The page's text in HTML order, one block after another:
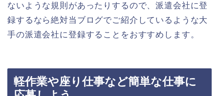
ないような規則があったりするので、派遣会社に登
録するなら絶対当ブログでご紹介しているような大
手の派遣会社に登録することをおすすめします。
軽作業や座り仕事など簡単な仕事に